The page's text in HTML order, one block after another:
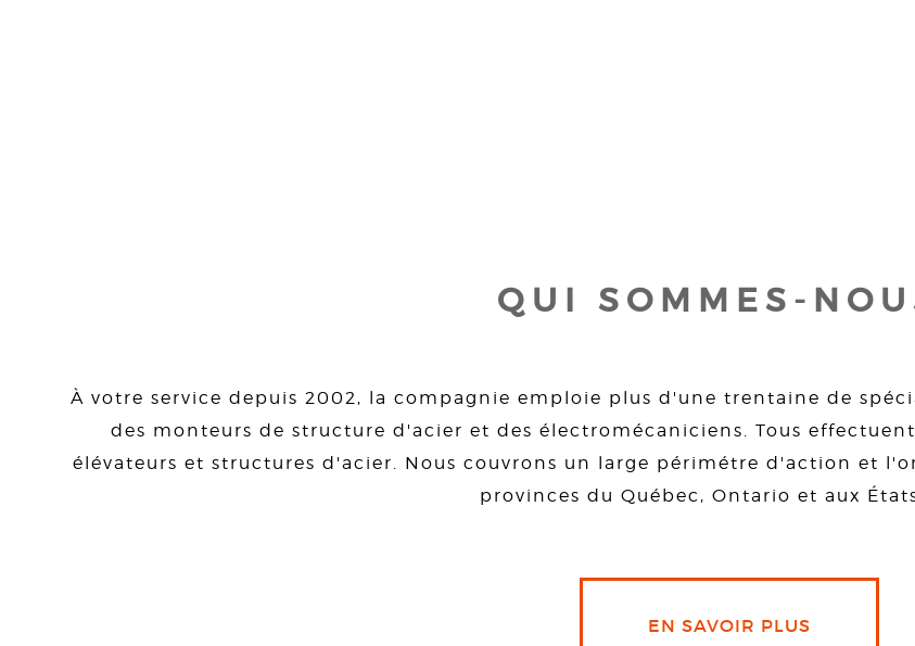
QUI SOMMES-
À votre service depuis 2002, la compagnie emploie plus d'une trentaine de
des monteurs de structure d'acier et des électromécaniciens. Tous
élévateurs et structures d'acier. Nous couvrons un large périmétre d'action et
provinces du Québec, Ontario et aux
EN SAVOIR PLUS